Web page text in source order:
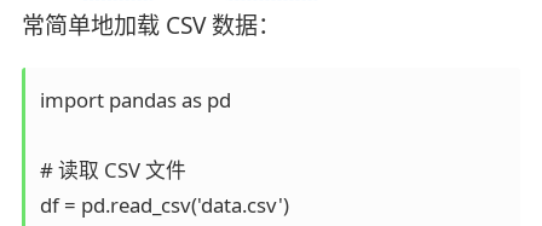
常简单地加载 CSV 数据：
import pandas as pd
# 读取 CSV 文件
df = pd.read_csv('data.csv')